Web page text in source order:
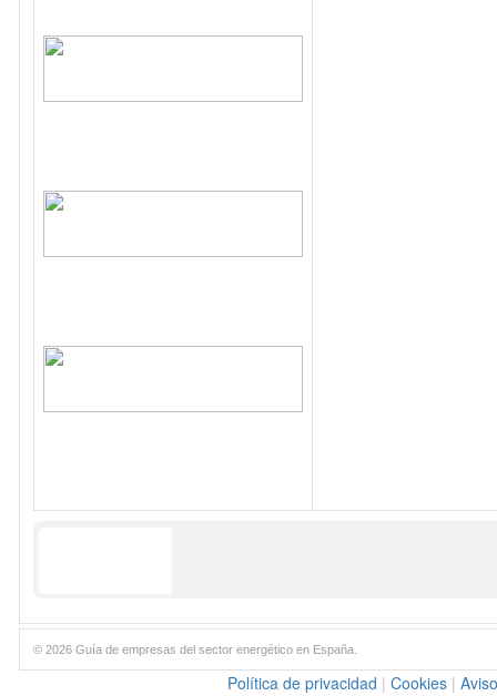
© 2026 Guía de empresas del sector energético en España.
Política de privacidad | Cookies |